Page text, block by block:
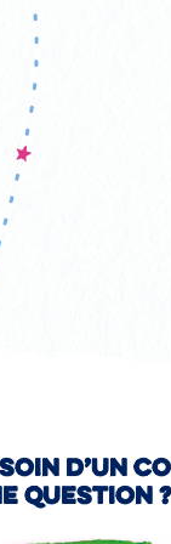
d’un
question ?